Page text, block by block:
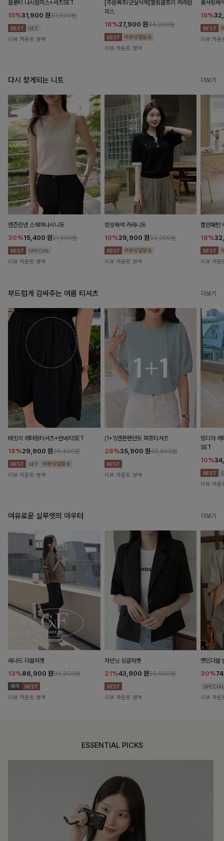
블룬티 나시원피스+셔츠SET
15%31,900 원37,500원
리뷰 카운트 영역
[주문폭주/군살삭제]젤링클프리 카라원
피스
18%27,900 원34,000원
리뷰 카운트 영역
롬셔링배
15%
리뷰 카운
다시 찾게되는 니트 더보기
앤즌린넨 스퀘어나시니트
30%15,400 원21,900원
리뷰 카운트 영역
킹밋배색 카라니트
10%29,900 원33,200원
리뷰 카운트 영역
캘핀패턴
18%
리뷰 카운
부드럽게 감싸주는 여름 티셔츠 더보기
테킷미 레터링티셔츠+반바지SET
18%29,900 원36,400원
리뷰 카운트 영역
(1+1)앤튼펜던트 퍼프티셔츠
28%35,900 원49,800원
리뷰 카운트 영역
밍디아 레
SET
10%
리뷰 카운
여유로운 실루엣의 아우터 더보기
래나드 더블자켓
13%86,900 원99,800원
리뷰 카운트 영역
자빈닛 싱글자켓
21%43,900 원55,500원
리뷰 카운트 영역
캣민더블
30%
리뷰 카운
ESSENTIAL PICKS